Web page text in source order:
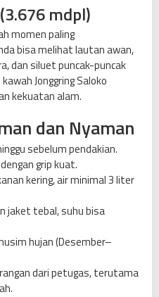
mdpl)
momen paling
bisa melihat lautan awan,
dan siluet puncak-puncak
Jonggring Saloko
kekuatan alam.
dan Nyaman
sebelum pendakian.
grip kuat.
kering, air minimal 3 liter
jaket tebal, suhu bisa
hujan (Desember–
dari petugas, terutama